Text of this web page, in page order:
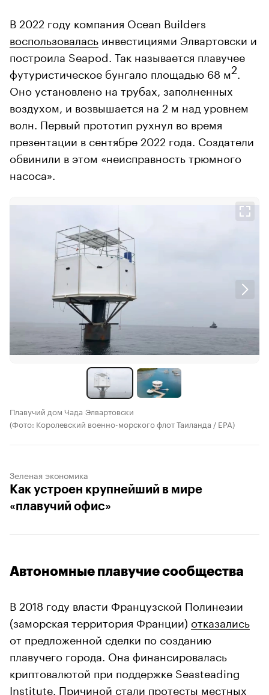
В 2022 году компания Ocean Builders
воспользовалась инвестициями Элвартовски и
построила Seapod. Так называется плавучее
футуристическое бунгало площадью 68 м2
Оно установлено на трубах, заполненных
воздухом, и возвышается на 2 м над уровнем
волн. Первый прототип рухнул во время
презентации в сентябре 2022 года. Создатели
обвинили в этом «неисправность трюмного
насоса».
Плавучий дом Чада Элвартовски
(Фото: Королевский военно-морского флот Таиланда / EPA)
Зеленая экономика
Как устроен крупнейший в мире
«плавучий офис»
Автономные плавучие сообщества
В 2018 году власти Французской Полинезии
(заморская территория Франции) отказались
от предложенной сделки по созданию
плавучего города. Она финансировалась
криптовалютой при поддержке Seasteading
Institute. Причиной стали протесты местных